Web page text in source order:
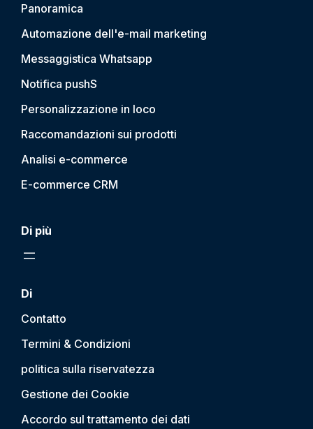
Panoramica
Automazione dell'e-mail marketing
Messaggistica Whatsapp
Notifica pushS
Personalizzazione in loco
Raccomandazioni sui prodotti
Analisi e-commerce
E-commerce CRM
Di più
Di
Contatto
Termini & Condizioni
politica sulla riservatezza
Gestione dei Cookie
Accordo sul trattamento dei dati